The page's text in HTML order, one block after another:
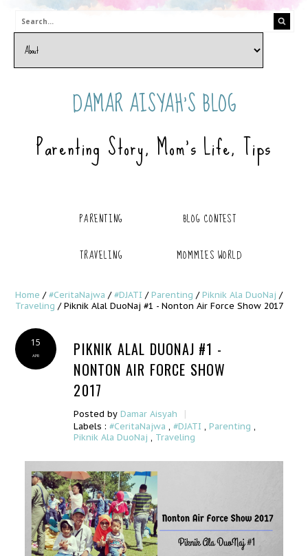
DAMAR AISYAH'S BLOG
Parenting Story, Mom's Life, Tips
PARENTING
BLOG CONTEST
TRAVELING
MOMMIES WORLD
Home/#CeritaNajwa/#DJATI/Parenting/Piknik Ala DuoNaj/
Traveling/Piknik Alal DuoNaj #1 - Nonton Air Force Show 2017
APR
15
PIKNIK ALAL DUONAJ #1 -
NONTON AIR FORCE SHOW
2017
Posted byDamar Aisyah |
Labels :#CeritaNajwa ,#DJATI ,Parenting
Piknik Ala DuoNaj
Traveling